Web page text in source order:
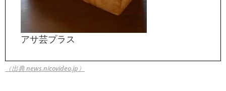
アサ芸プラス
（出典 news.nicovideo.jp）